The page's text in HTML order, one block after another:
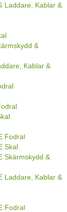
Laddare, Kablar &
&
Kablar &
Fodral
Skal
Skärmskydd &
Laddare, Kablar &
Fodral